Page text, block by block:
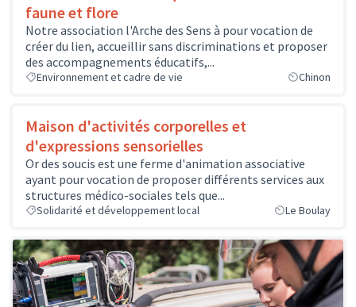
faune et flore
Notre association l'Arche des Sens à pour vocation de
créer du lien, accueillir sans discriminations et proposer
des accompagnements éducatifs,...
Environnement et cadre de vie Chinon
Maison d'activités corporelles et
d'expressions sensorielles
Or des soucis est une ferme d'animation associative
ayant pour vocation de proposer différents services aux
structures médico-sociales tels que...
Solidarité et développement local Le Boulay